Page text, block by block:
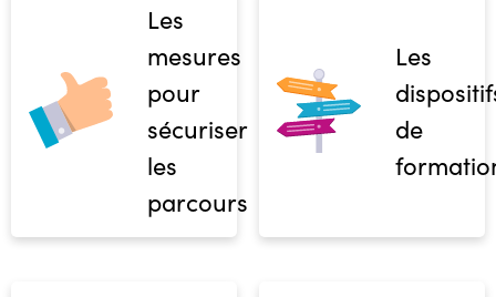
Les
mesures
pour
sécuriser
les
parcours
Les
de